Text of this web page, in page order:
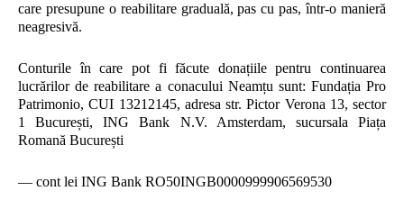
care presupune o reabilitare graduală, pas cu pas, într-o manieră
neagresivă.
Conturile în care pot fi făcute donațiile pentru continuarea
lucrărilor de reabilitare a conacului Neamțu sunt: Fundația Pro
Patrimonio, CUI 13212145, adresa str. Pictor Verona 13, sector
1 București, ING Bank N.V. Amsterdam, sucursala Piața
Romană București
— cont lei ING Bank RO50INGB0000999906569530